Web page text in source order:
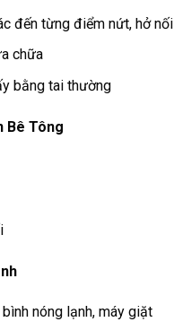
đến từng điểm nứt, hở nối
chữa
bằng tai thường
Bê Tông
nóng lạnh, máy giặt